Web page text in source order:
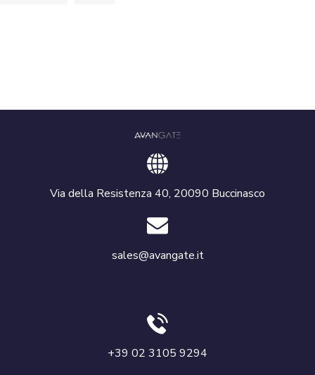
Via della Resistenza 40, 20090 Buccinasco
sales@avangate.it
+39 02 3105 9294